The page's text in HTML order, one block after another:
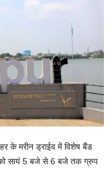
के मरीन ड्राईव में विशेष बैंड
को सायं 5 बजे से 6 बजे तक ग्रुप